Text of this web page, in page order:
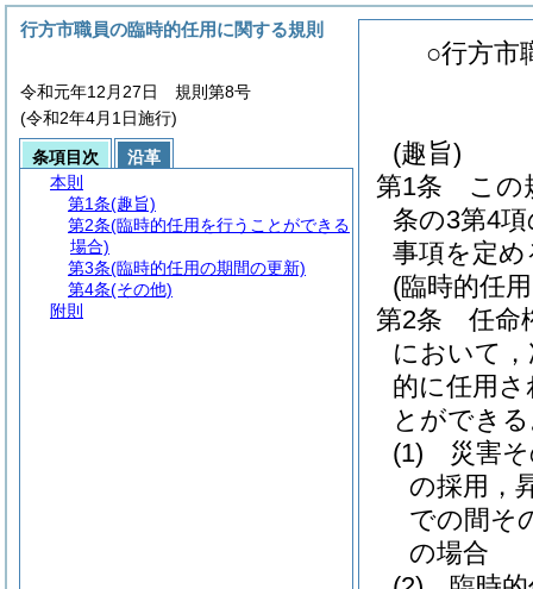
○行方市
(趣旨)
第1条
この
条の3第4
事項を定
(臨時的任
第2条
任命
において
的に任用
とができ
(1)
災害
の採用，
での間そ
の場合
行方市職員の臨時的任用に関する規則
令和元年12月27日 規則第8号
(令和2年4月1日施行)
条項目次
沿革
本則
第1条(趣旨)
第2条(臨時的任用を行うことができる
場合)
第3条(臨時的任用の期間の更新)
第4条(その他)
附則